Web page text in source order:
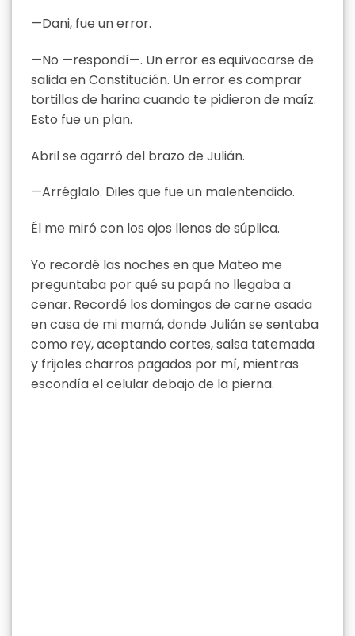
—Dani, fue un error.
—No —respondí—. Un error es equivocarse de
salida en Constitución. Un error es comprar
tortillas de harina cuando te pidieron de maíz.
Esto fue un plan.
Abril se agarró del brazo de Julián.
—Arréglalo. Diles que fue un malentendido.
Él me miró con los ojos llenos de súplica.
Yo recordé las noches en que Mateo me
preguntaba por qué su papá no llegaba a
cenar. Recordé los domingos de carne asada
en casa de mi mamá, donde Julián se sentaba
como rey, aceptando cortes, salsa tatemada
y frijoles charros pagados por mí, mientras
escondía el celular debajo de la pierna.